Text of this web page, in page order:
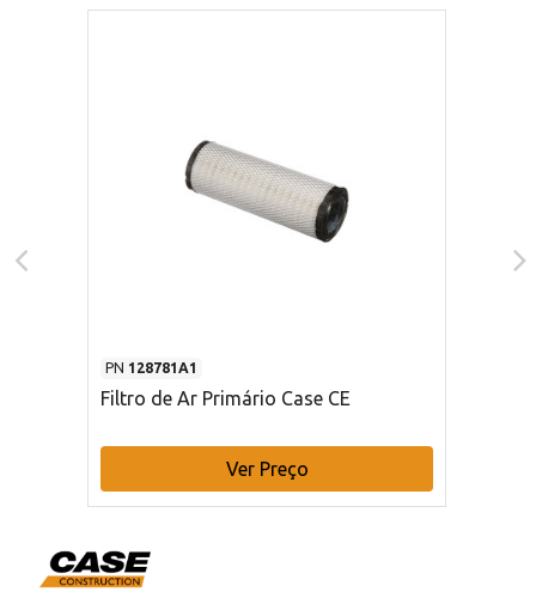
PN 128781A1
Filtro de Ar Primário Case CE
Ver Preço